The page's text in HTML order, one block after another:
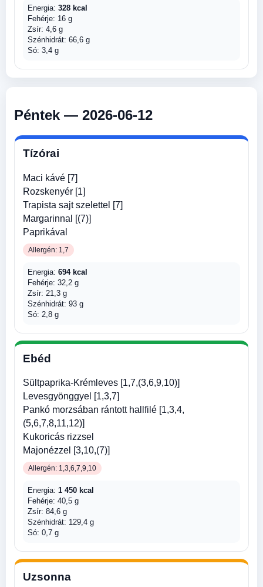
Energia: 328 kcal
Fehérje: 16 g
Zsír: 4,6 g
Szénhidrát: 66,6 g
Só: 3,4 g
Péntek — 2026-06-12
Tízórai
Maci kávé [7]
Rozskenyér [1]
Trapista sajt szelettel [7]
Margarinnal [(7)]
Paprikával
Allergén: 1,7
Energia: 694 kcal
Fehérje: 32,2 g
Zsír: 21,3 g
Szénhidrát: 93 g
Só: 2,8 g
Ebéd
Sültpaprika-Krémleves [1,7,(3,6,9,10)]
Levesgyönggyel [1,3,7]
Pankó morzsában rántott hallfilé [1,3,4,
(5,6,7,8,11,12)]
Kukoricás rizzsel
Majonézzel [3,10,(7)]
Allergén: 1,3,6,7,9,10
Energia: 1 450 kcal
Fehérje: 40,5 g
Zsír: 84,6 g
Szénhidrát: 129,4 g
Só: 0,7 g
Uzsonna